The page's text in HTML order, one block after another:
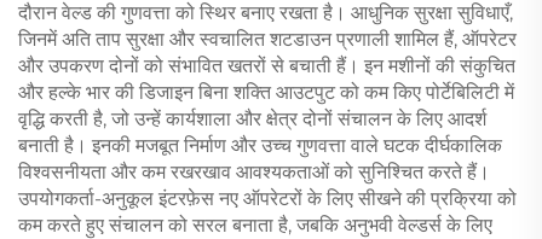
दौरान वेल्ड की गुणवत्ता को स्थिर बनाए रखता है। आधुनिक सुरक्षा सुविधाएँ,
जिनमें अति ताप सुरक्षा और स्वचालित शटडाउन प्रणाली शामिल हैं, ऑपरेटर
और उपकरण दोनों को संभावित खतरों से बचाती हैं। इन मशीनों की संकुचित
और हल्के भार की डिजाइन बिना शक्ति आउटपुट को कम किए पोर्टेबिलिटी में
वृद्धि करती है, जो उन्हें कार्यशाला और क्षेत्र दोनों संचालन के लिए आदर्श
बनाती है। इनकी मजबूत निर्माण और उच्च गुणवत्ता वाले घटक दीर्घकालिक
विश्वसनीयता और कम रखरखाव आवश्यकताओं को सुनिश्चित करते हैं।
उपयोगकर्ता-अनुकूल इंटरफ़ेस नए ऑपरेटरों के लिए सीखने की प्रक्रिया को
कम करते हुए संचालन को सरल बनाता है, जबकि अनुभवी वेल्डर्स के लिए